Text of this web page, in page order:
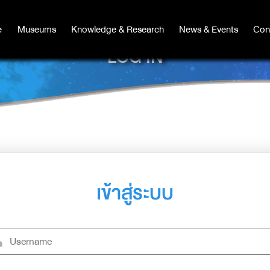
Museums Knowledge & Research News & Events
Museums Knowledge & Research News & Events
LOG IN
เข้าสู่ระบบ